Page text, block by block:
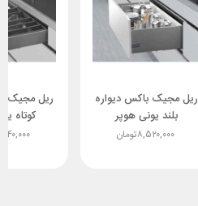
ریل مجیک باکس دیواره
بلند یونی هوپر
۸,۵۲۰,۰۰۰تومان
ریل مجیک
کوتاه